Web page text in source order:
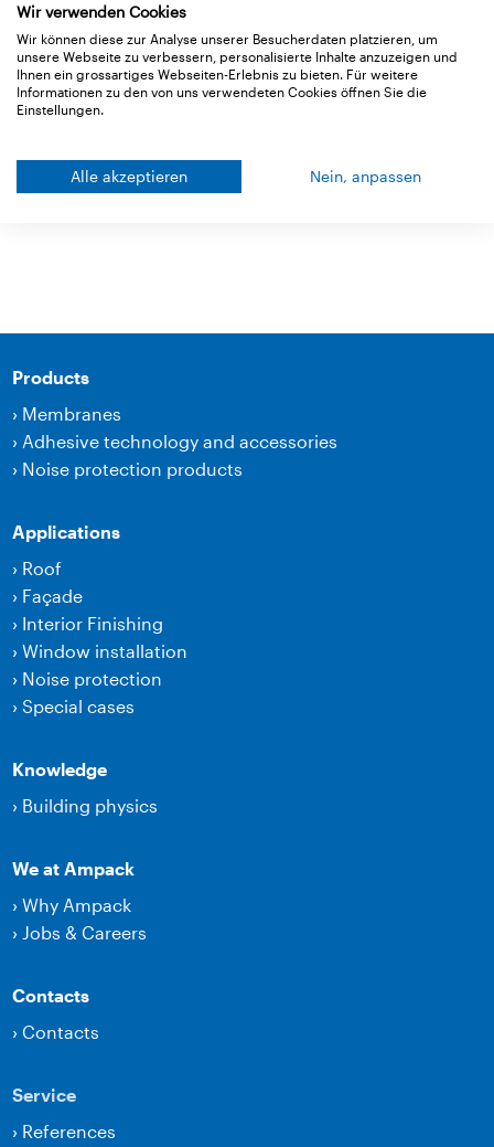
Products
› Membranes
› Adhesive technology and accessories
› Noise protection products
Applications
› Roof
› Façade
› Interior Finishing
›Window installation
› Noise protection
›Special cases
Knowledge
› Building physics
We at Ampack
›Why Ampack
›Jobs & Careers
Contacts
›Contacts
Service
› References
Wir verwenden Cookies
Wir können diese zur Analyse unserer Besucherdaten platzieren, um
unsere Webseite zu verbessern, personalisierte Inhalte anzuzeigen und
Ihnen ein grossartiges Webseiten-Erlebnis zu bieten. Für weitere
Informationen zu den von uns verwendeten Cookies öffnen Sie die
Einstellungen.
Alle akzeptieren Nein, anpassen